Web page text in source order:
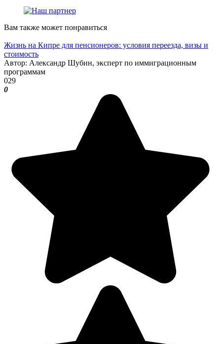
Вам также может понравиться
Жизнь на Кипре для пенсионеров: условия переезда, визы и
стоимость
Автор: Александр Шубин, эксперт по иммиграционным
программам
029
0